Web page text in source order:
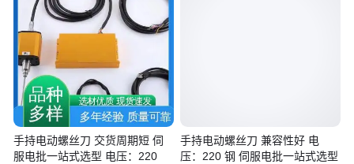
手持电动螺丝刀 交货周期短 伺
服电批一站式选型 电压：220
手持电动螺丝刀 兼容性好 电
压：220 钢 伺服电批一站式选型